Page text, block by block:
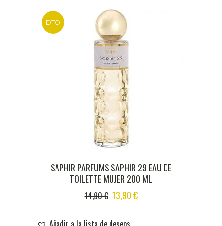
DTO
SAPHIR PARFUMS SAPHIR 29 EAU DE
TOILETTE MUJER 200 ML
14,90€ ORIGINAL
WAS:
13,90€CURRENT
Añadir a la lista de deseos